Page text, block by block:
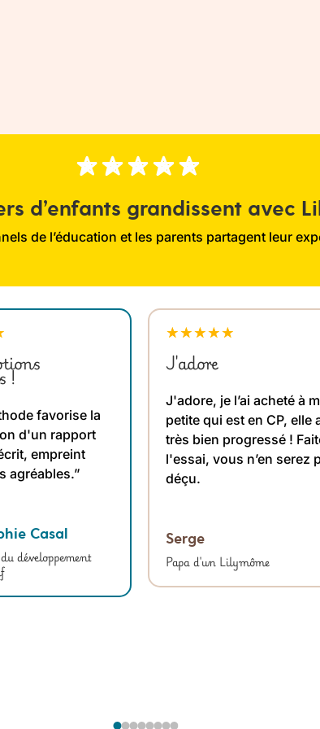
d’enfants grandissent avec
de l’éducation et les parents partagent leur
!
favorise la
d'un rapport
empreint
agréables.”
Casal
développement
★★★★★
J'adore
J'adore, je l’ai acheté à
petite qui est en CP, elle
très bien progressé !
l'essai, vous n’en serez
déçu.
Serge
Papa d'un Lilymôme